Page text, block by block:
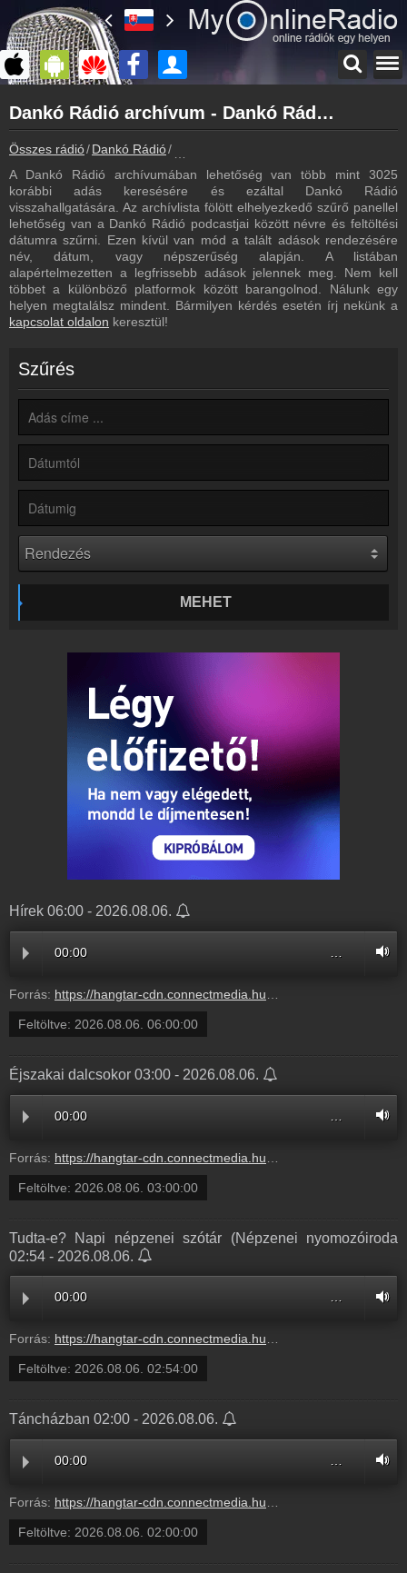
myonlineradio.hu
Dankó Rádió
Vissza a Dankó Rádió oldalára
Bejelentkezés
Hozz létre saját fiókot!
Most szól
Tudd meg mi szólt eddig
Frekvenciák
Dankó Rádió frekvencia
Műsorújság
Hírek
Dankó Rádió kapcsolatos hírek
Kapcsolat
Írj nekünk!
Rádiós partnerek
Ágyazd be weboldaladba
Online rádió készítés
Készítés lépésről lépésre
Dankó Rádió archívum - Dankó Rádió podcasts - Dankó Rádió visszahallgatás
Összes rádió Dankó Rádió
A Dankó Rádió archívumában lehetőség van több mint 3025
korábbi adás keresésére és ezáltal Dankó Rádió
visszahallgatására. Az archívlista fölött elhelyezkedő szűrő panellel
lehetőség van a Dankó Rádió podcastjai között névre és feltöltési
dátumra szűrni. Ezen kívül van mód a talált adások rendezésére
név, dátum, vagy népszerűség alapján. A listában
alapértelmezetten a legfrissebb adások jelennek meg. Nem kell
többet a különböző platformok között barangolnod. Nálunk egy
helyen megtalálsz mindent. Bármilyen kérdés esetén írj nekünk a
kapcsolat oldalon keresztül!
Szűrés
MEHET
Hírek 06:00 - 2026.08.06.
00:00
Forrás: https://hangtar-cdn.connectmedia.hu/20260806060000/20260806060400/mr7.mp3
Feltöltve: 2026.08.06. 06:00:00
Éjszakai dalcsokor 03:00 - 2026.08.06.
00:00
Forrás: https://hangtar-cdn.connectmedia.hu/20260806030000/20260806060000/mr7.mp3
Feltöltve: 2026.08.06. 03:00:00
Tudta-e? Napi népzenei szótár (Népzenei nyomozóiroda
02:54 - 2026.08.06.
00:00 …
Forrás: https://hangtar-cdn.connectmedia.hu/20260806025400/20260806030000/mr7.mp3
Feltöltve: 2026.08.06. 02:54:00
Táncházban 02:00 - 2026.08.06.
00:00
Forrás: https://hangtar-cdn.connectmedia.hu/20260806020000/20260806025400/mr7.mp3
Feltöltve: 2026.08.06. 02:00:00